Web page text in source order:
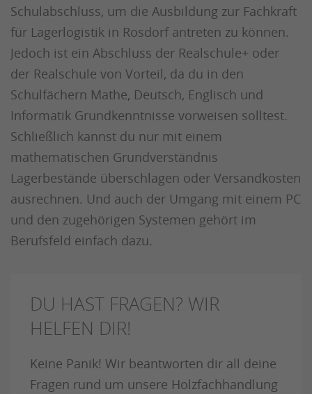
Schulabschluss, um die Ausbildung zur Fachkraft
für Lagerlogistik in Rosdorf antreten zu können.
Jedoch ist ein Abschluss der Realschule+ oder
der Realschule von Vorteil, da du in den
Schulfächern Mathe, Deutsch, Englisch und
Informatik Grundkenntnisse vorweisen solltest.
Schließlich kannst du nur mit einem
mathematischen Grundverständnis
Lagerbestände überschlagen oder Versandkosten
ausrechnen. Und auch der Umgang mit einem PC
und den zugehörigen Systemen gehört im
Berufsfeld einfach dazu.
DU HAST FRAGEN? WIR
HELFEN DIR!
Keine Panik! Wir beantworten dir all deine
Fragen rund um unsere Holzfachhandlung